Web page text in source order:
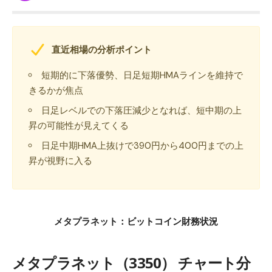
直近相場の分析ポイント
短期的に下落優勢、日足短期HMAラインを維持で
きるかが焦点
日足レベルでの下落圧減少となれば、短中期の上
昇の可能性が見えてくる
日足中期HMA上抜けで390円から400円までの上
昇が視野に入る
メタプラネット：ビットコイン財務状況
メタプラネット（3350） チャート分